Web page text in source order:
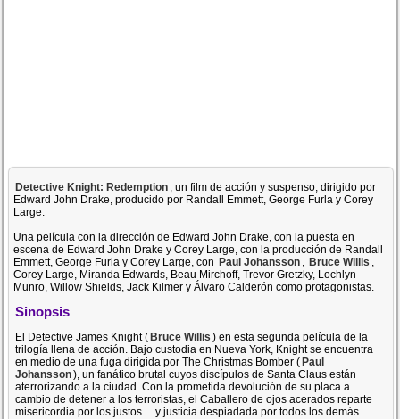
Detective Knight: Redemption ; un film de acción y suspenso, dirigido por
Edward John Drake, producido por Randall Emmett, George Furla y Corey
Large.
Una película con la dirección de Edward John Drake, con la puesta en
escena de Edward John Drake y Corey Large, con la producción de Randall
Emmett, George Furla y Corey Large, con Paul Johansson , Bruce Willis ,
Corey Large, Miranda Edwards, Beau Mirchoff, Trevor Gretzky, Lochlyn
Munro, Willow Shields, Jack Kilmer y Álvaro Calderón como protagonistas.
Sinopsis
El Detective James Knight (Bruce Willis ) en esta segunda película de la
trilogía llena de acción. Bajo custodia en Nueva York, Knight se encuentra
en medio de una fuga dirigida por The Christmas Bomber (Paul
Johansson), un fanático brutal cuyos discípulos de Santa Claus están
aterrorizando a la ciudad. Con la prometida devolución de su placa a
cambio de detener a los terroristas, el Caballero de ojos acerados reparte
misericordia por los justos… y justicia despiadada por todos los demás.